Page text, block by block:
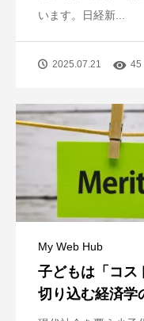
います。日経新...
2025.07.21 45
My Web Hub
子どもは「コス
切り込む経済学